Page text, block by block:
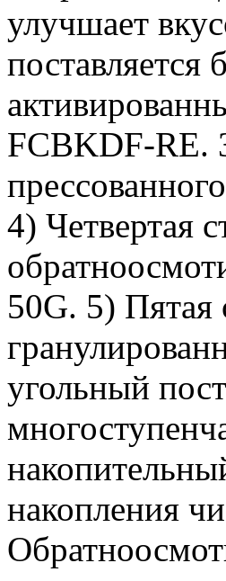
улучшает
FCBKDF-RE.
4) Четвертая
50G. 5)
угольный
накопления